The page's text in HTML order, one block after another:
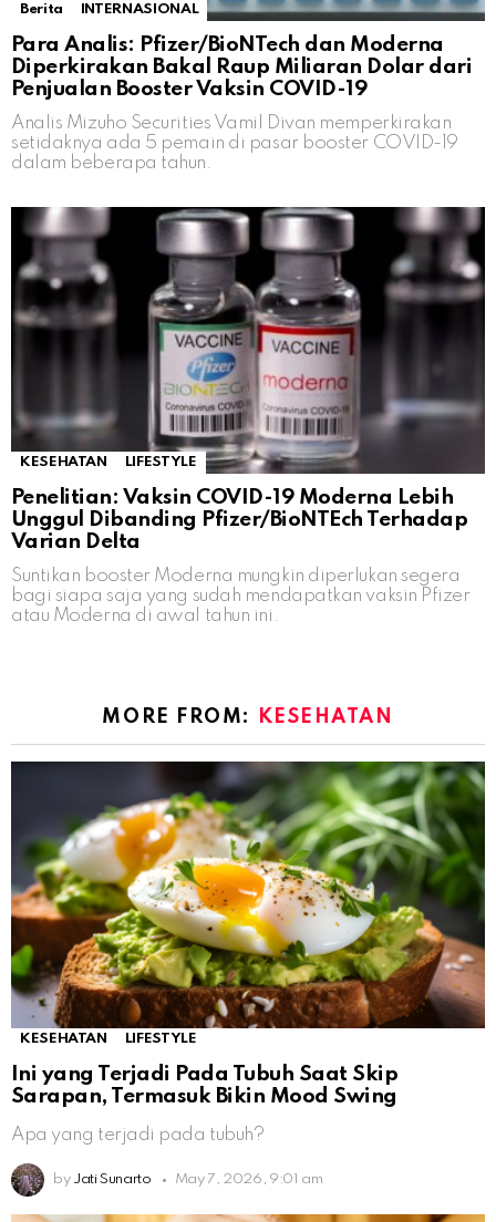
Berita INTERNASIONAL
Para Analis: Pfizer/BioNTech dan Moderna
Diperkirakan Bakal Raup Miliaran Dolar dari
Penjualan Booster Vaksin COVID-19
Analis Mizuho Securities Vamil Divan memperkirakan
setidaknya ada 5 pemain di pasar booster COVID-19
dalam beberapa tahun.
KESEHATAN LIFESTYLE
Penelitian: Vaksin COVID-19 Moderna Lebih
Unggul Dibanding Pfizer/BioNTEch Terhadap
Varian Delta
Suntikan booster Moderna mungkin diperlukan segera
bagi siapa saja yang sudah mendapatkan vaksin Pfizer
atau Moderna di awal tahun ini.
MORE FROM: KESEHATAN
KESEHATAN LIFESTYLE
Ini yang Terjadi Pada Tubuh Saat Skip
Sarapan, Termasuk Bikin Mood Swing
Apa yang terjadi pada tubuh?
by Jati Sunarto May 7, 2026, 9:01 am